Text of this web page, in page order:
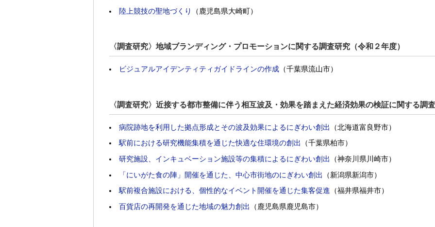
陸上競技の聖地づくり （鹿児島県大崎町）
〈調査研究〉地域ブランディング・プロモーションに関する調査研究（令和２年度）
ビジュアルアイデンティティガイドラインの作成（千葉県流山市）
〈調査研究〉近接する都市整備に伴う相互波及・効果を踏まえた経済効果の検証に関する調
病院跡地を利用した拠点形成とその波及効果によるにぎわい創出 （北海道富良野市）
駅前における研究機能集積を通じた快適な住環境の創出 （千葉県柏市）
研究施設、インキュベーション施設等の集積によるにぎわい創出 （神奈川県川崎市）
「にいがた食の陣」開催を通じた、中心市街地のにぎわい創出 （新潟県新潟市）
駅前複合施設における、個性的なイベント開催を通じた集客促進 （福井県福井市）
百貨店の再開発を通じた地域の魅力創出 （鹿児島県鹿児島市）